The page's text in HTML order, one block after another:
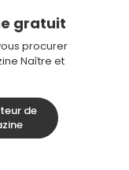
gratuit
procurer
Naître et
de